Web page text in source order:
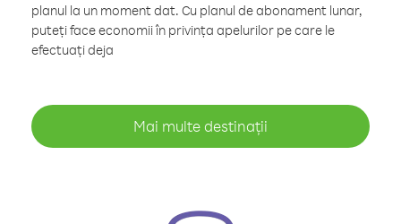
planul la un moment dat. Cu planul de abonament lunar,
puteți face economii în privința apelurilor pe care le
efectuați deja
Mai multe destinații